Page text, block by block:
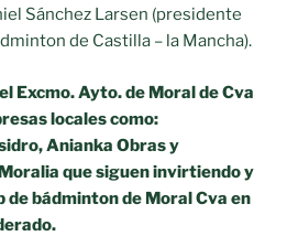
Sánchez Larsen (presidente
de Castilla – la Mancha).
Excmo. Ayto. de Moral de Cva
locales como:
Anianka Obras y
que siguen invirtiendo y
de bádminton de Moral Cva en